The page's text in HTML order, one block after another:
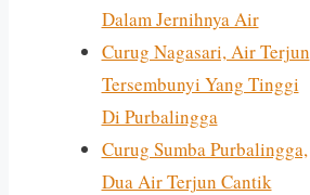
Dalam Jernihnya Air
Curug Nagasari, Air Terjun
Tersembunyi Yang Tinggi
Di Purbalingga
Curug Sumba Purbalingga,
Dua Air Terjun Cantik